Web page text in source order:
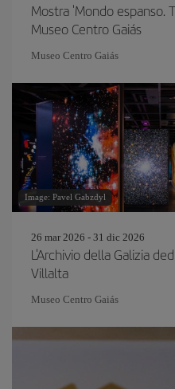
Mostra 'Mondo espanso.
Museo Centro Gaiás
Museo Centro Gaiás
Image: Pavel Gabzdyl
26 mar 2026 - 31 dic 2026
L'Archivio della Galizia
Villalta
Museo Centro Gaiás